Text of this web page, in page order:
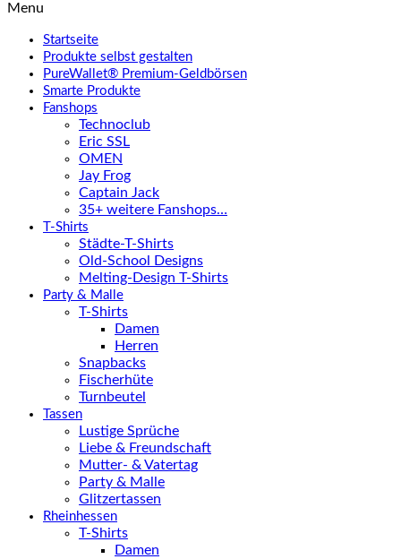
Menu
Startseite
Produkte selbst gestalten
PureWallet® Premium-Geldbörsen
Smarte Produkte
Fanshops
Technoclub
Eric SSL
OMEN
Jay Frog
Captain Jack
35+ weitere Fanshops…
T-Shirts
Städte-T-Shirts
Old-School Designs
Melting-Design T-Shirts
Party & Malle
T-Shirts
Damen
Herren
Snapbacks
Fischerhüte
Turnbeutel
Tassen
Lustige Sprüche
Liebe & Freundschaft
Mutter- & Vatertag
Party & Malle
Glitzertassen
Rheinhessen
T-Shirts
Damen